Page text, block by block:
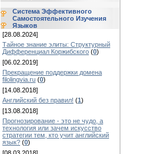
Система Эффективного
Самостоятельного Изучения
Языков
[28.08.2024]
Тайное знание элиты: Структурный
Дифференциал Коржибского (0)
[06.02.2019]
Прекращение поддержки домена
filolingvia.ru (0)
[14.08.2018]
Английский без правил! (1)
[13.08.2018]
Прогнозирование - это не чудо, а
технология или зачем искусство
стратегии тем, кто учит английский
язык? (0)